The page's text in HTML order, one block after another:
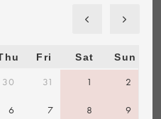
Fri Sat Sun
30 31 1 2
6 7 8 9